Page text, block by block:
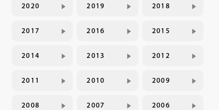
2020 2019 2018
2017 2016 2015
2014 2013 2012
2011 2010 2009
2008 2007 2006